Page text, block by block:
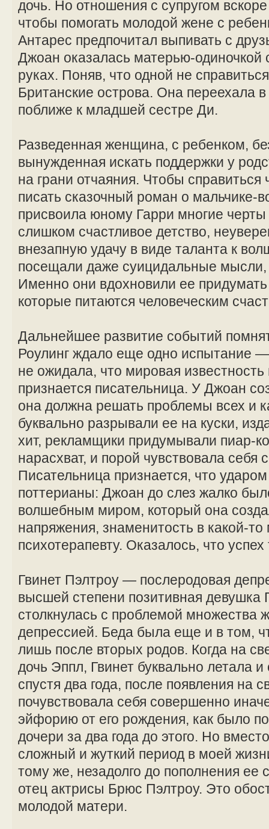
дочь. Но отношения с супругом
чтобы помогать молодой жене с
Антарес предпочитал выпивать с
Джоан оказалась матерью-одиночкой
руках. Поняв, что одной не
Британские острова. Она переехала
поближе к младшей сестре Ди.
Разведенная женщина, с ребенком,
вынужденная искать поддержки у
на грани отчаяния. Чтобы
писать сказочный роман о мальчике-
присвоила юному Гарри многие
слишком счастливое детство,
внезапную удачу в виде таланта к
посещали даже суицидальные мысли,
Именно они вдохновили ее
которые питаются человеческим
Дальнейшее развитие событий
Роулинг ждало еще одно испытание
не ожидала, что мировая известность
признается писательница. У Джоан
она должна решать проблемы всех и
буквально разрывали ее на куски,
хит, рекламщики придумывали пиар-
нарасхват, и порой чувствовала себя
Писательница признается, что
поттерианы: Джоан до слез жалко
волшебным миром, который она
напряжения, знаменитость в какой-
психотерапевту. Оказалось, что
Гвинет Пэлтроу — послеродовая
высшей степени позитивная девушка
столкнулась с проблемой
депрессией. Беда была еще и в том,
лишь после вторых родов. Когда на
дочь Эппл, Гвинет буквально летала
спустя два года, после появления на
почувствовала себя совершенно
эйфорию от его рождения, как было
дочери за два года до этого. Но
сложный и жуткий период в моей
тому же, незадолго до пополнения ее
отец актрисы Брюс Пэлтроу. Это
молодой матери.